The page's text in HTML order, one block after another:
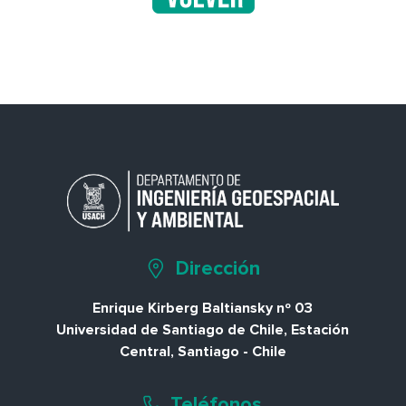
Dirección
Enrique Kirberg Baltiansky nº 03
Universidad de Santiago de Chile, Estación
Central, Santiago - Chile